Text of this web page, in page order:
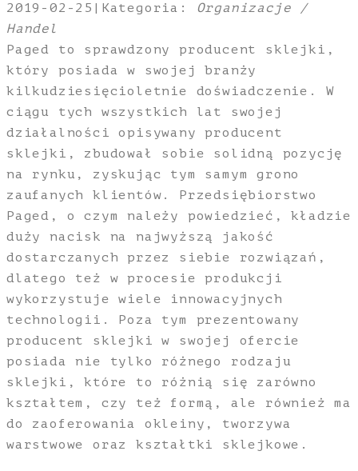
2019-02-25 | Kategoria: Organizacje /
Handel
Paged to sprawdzony producent sklejki,
który posiada w swojej branży
kilkudziesięcioletnie doświadczenie. W
ciągu tych wszystkich lat swojej
działalności opisywany producent
sklejki, zbudował sobie solidną pozycję
na rynku, zyskując tym samym grono
zaufanych klientów. Przedsiębiorstwo
Paged, o czym należy powiedzieć, kładzie
duży nacisk na najwyższą jakość
dostarczanych przez siebie rozwiązań,
dlatego też w procesie produkcji
wykorzystuje wiele innowacyjnych
technologii. Poza tym prezentowany
producent sklejki w swojej ofercie
posiada nie tylko różnego rodzaju
sklejki, które to różnią się zarówno
kształtem, czy też formą, ale również ma
do zaoferowania okleiny, tworzywa
warstwowe oraz kształtki sklejkowe.